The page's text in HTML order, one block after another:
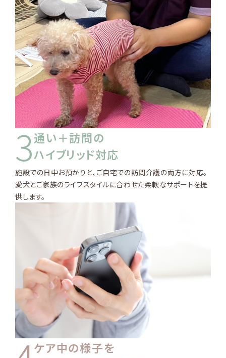
3通い＋訪問の
ハイブリッド対応
施設での日中お預かりと、ご自宅での訪問介護の両方に対応。
愛犬とご家族のライフスタイルに合わせた柔軟なサポートを提
供します。
ケア中の様子を